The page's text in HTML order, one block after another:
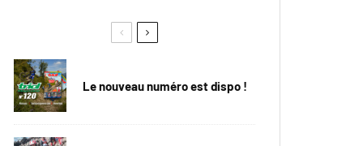
Le nouveau numéro est dispo !